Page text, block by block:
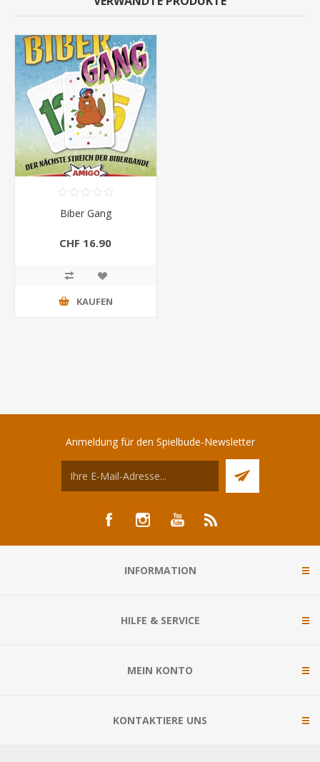
Biber Gang
CHF 16.90
KAUFEN
Anmeldung für den Spielbude-Newsletter
INFORMATION
HILFE & SERVICE
MEIN KONTO
KONTAKTIERE UNS